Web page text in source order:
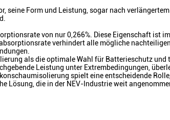
seine Form und Leistung, sogar nach
von nur 0,266%. Diese Eigenschaft ist
verhindert alle mögliche
als die optimale Wahl für Batterieschutz und
Leistung unter Extrembedingungen,
spielt eine entscheidende
Lösung, die in der NEV-Industrie weit